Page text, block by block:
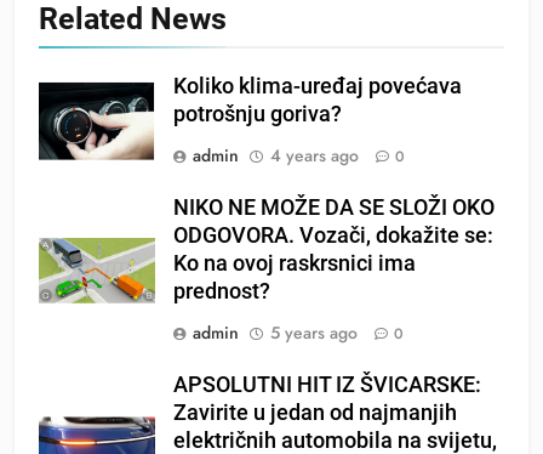
Related News
Koliko klima-uređaj povećava
potrošnju goriva?
admin
4 years ago 0
NIKO NE MOŽE DA SE SLOŽI OKO
ODGOVORA. Vozači, dokažite se:
Ko na ovoj raskrsnici ima
prednost?
admin
5 years ago 0
APSOLUTNI HIT IZ ŠVICARSKE:
Zavirite u jedan od najmanjih
električnih automobila na svijetu,